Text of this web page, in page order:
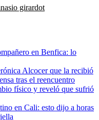
girardot
en Benfica: lo
Alcocer que la recibió
tras el reencuentro
físico y reveló que sufrió
en Cali: esto dijo a horas